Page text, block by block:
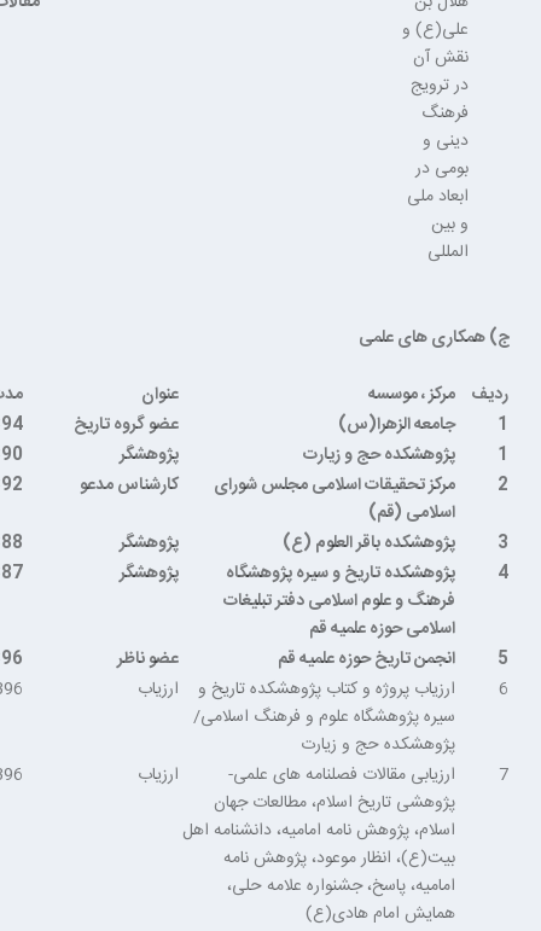
علی(ع) و
نقش آن
در ترویج
فرهنگ
دینی و
بومی در
ابعاد ملی
و بین
المللی
ج) همکاری های علمی
ردیف
مرکز ، موسسه عنوان
1
جامعه الزهرا(س) عضو گروه تاریخ
1
پژوهشکده حج و زیارت پژوهشگر
2
مرکز تحقیقات اسلامی مجلس شورای
اسلامی (قم)
کارشناس مدعو
3
پژوهشکده باقر العلوم (ع) پژوهشگر
4
پژوهشکده تاریخ و سیره پژوهشگاه
فرهنگ و علوم اسلامی دفتر تبلیغات
اسلامی حوزه علمیه قم
پژوهشگر
5 انجمن تاریخ حوزه علمیه قم عضو ناظر
6
ارزیاب پروژه و کتاب پژوهشکده تاریخ و
سیره پژوهشگاه علوم و فرهنگ اسلامی/
پژوهشکده حج و زیارت
ارزیاب
7
ارزیابی مقالات فصلنامه های علمی-
پژوهشی تاریخ اسلام، مطالعات جهان
اسلام، پژوهش نامه امامیه، دانشنامه اهل
بیت(ع)، انظار موعود، پژوهش نامه
امامیه، پاسخ، جشنواره علامه حلی،
همایش امام هادی(ع)
ارزیاب